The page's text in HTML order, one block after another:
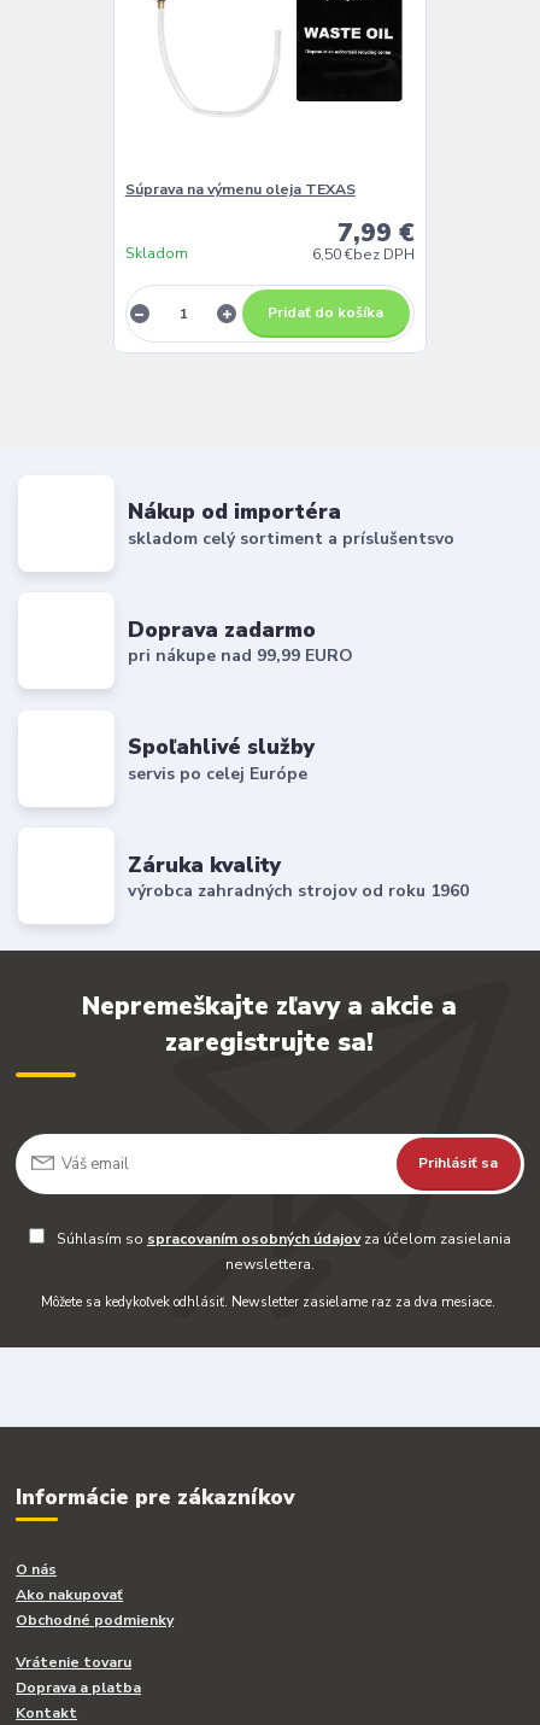
Súprava na výmenu oleja TEXAS
7,99 €
6,50 €bez DPH
Skladom
Pridať do košíka
Nákup od importéra
skladom celý sortiment a príslušentsvo
Doprava zadarmo
pri nákupe nad 99,99 EURO
Spoľahlivé služby
servis po celej Európe
Záruka kvality
výrobca zahradných strojov od roku 1960
Nepremeškajte zľavy a akcie a
zaregistrujte sa!
Prihlásiť sa
Súhlasím so spracovaním osobných údajovza účelom zasielania
newslettera.
Môžete sa kedykoľvek odhlásiť. Newsletter zasielame raz za dva mesiace.
Informácie pre zákazníkov
O nás
Ako nakupovať
Obchodné podmienky
Vrátenie tovaru
Doprava a platba
Kontakt